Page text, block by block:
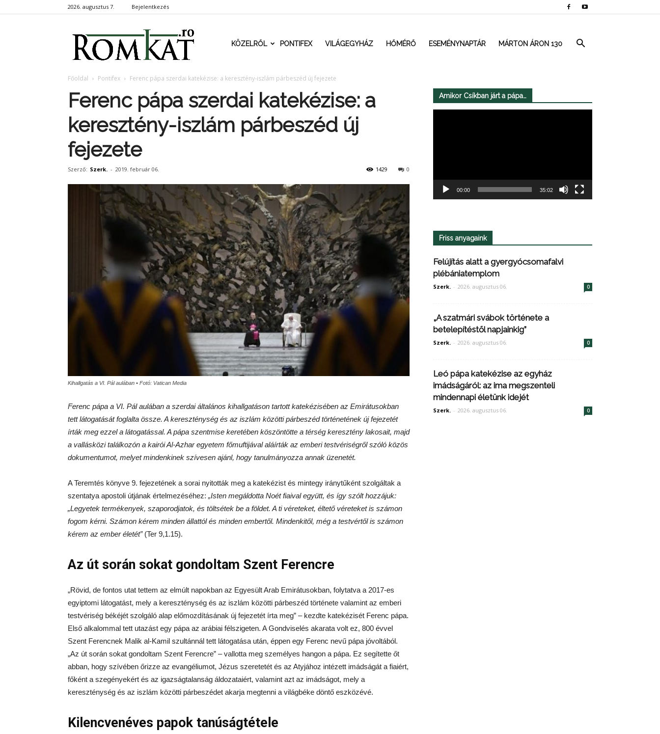
2026. augusztus 7. Bejelentkezés
RomKat.roKÖZELRŐL PONTIFEX VILÁGEGYHÁZ HŐMÉRŐ ESEMÉNYNAPTÁR MÁRTON ÁRON 130
Főoldal Pontifex Ferenc pápa szerdai katekézise: a keresztény-iszlám párbeszéd új fejezete
Ferenc pápa szerdai katekézise: a
keresztény-iszlám párbeszéd új
fejezete
Szerző: Szerk. - 2019. február 06. 0
1429
Kihallgatás a VI. Pál aulában • Fotó: Vatican Media
Ferenc pápa a VI. Pál aulában a szerdai általános kihallgatáson tartott katekézisében az Emirátusokban
tett látogatását foglalta össze. A kereszténység és az iszlám közötti párbeszéd történetének új fejezetét
írták meg ezzel a látogatással. A pápa szentmise keretében köszöntötte a térség keresztény lakosait, majd
a vallásközi találkozón a kairói Al-Azhar egyetem főmuftijával aláírták az emberi testvériségről szóló közös
dokumentumot, melyet mindenkinek szívesen ajánl, hogy tanulmányozza annak üzenetét.
A Teremtés könyve 9. fejezetének a sorai nyitották meg a katekézist és mintegy iránytűként szolgáltak a
szentatya apostoli útjának értelmezéséhez: „Isten megáldotta Noét fiaival együtt, és így szólt hozzájuk:
„Legyetek termékenyek, szaporodjatok, és töltsétek be a földet. A ti véreteket, éltető véreteket is számon
fogom kérni. Számon kérem minden állattól és minden embertől. Mindenkitől, még a testvértől is számon
kérem az ember életét” (Ter 9,1.15).
Az út során sokat gondoltam Szent Ferencre
„Rövid, de fontos utat tettem az elmúlt napokban az Egyesült Arab Emirátusokban, folytatva a 2017-es
egyiptomi látogatást, mely a kereszténység és az iszlám közötti párbeszéd története valamint az emberi
testvériség békéjét szolgáló alap előmozdításának új fejezetét írta meg” – kezdte katekézisét Ferenc pápa.
Első alkalommal tett utazást egy pápa az arábiai félszigeten. A Gondviselés akarata volt ez, 800 évvel
Szent Ferencnek Malik al-Kamil szultánnál tett látogatása után, éppen egy Ferenc nevű pápa jóvoltából.
„Az út során sokat gondoltam Szent Ferencre” – vallotta meg személyes hangon a pápa. Ez segítette őt
abban, hogy szívében őrizze az evangéliumot, Jézus szeretetét és az Atyjához intézett imádságát a fiaiért,
főként a szegényekért és az igazságtalanság áldozataiért, valamint azt az imádságot, mely a
kereszténység és az iszlám közötti párbeszédet akarja megtenni a világbéke döntő eszközévé.
Kilencvenéves papok tanúságtétele
Amikor Csíkban járt a pápa…
00:00 35:02
Friss anyagaink
Felújítás alatt a gyergyócsomafalvi
plébániatemplom
Szerk. - 2026. augusztus 06. 0
„A szatmári svábok története a
betelepítéstől napjainkig”
Szerk. - 2026. augusztus 06. 0
Leó pápa katekézise az egyház
imádságáról: az ima megszenteli
mindennapi életünk idejét
Szerk. - 2026. augusztus 06. 0